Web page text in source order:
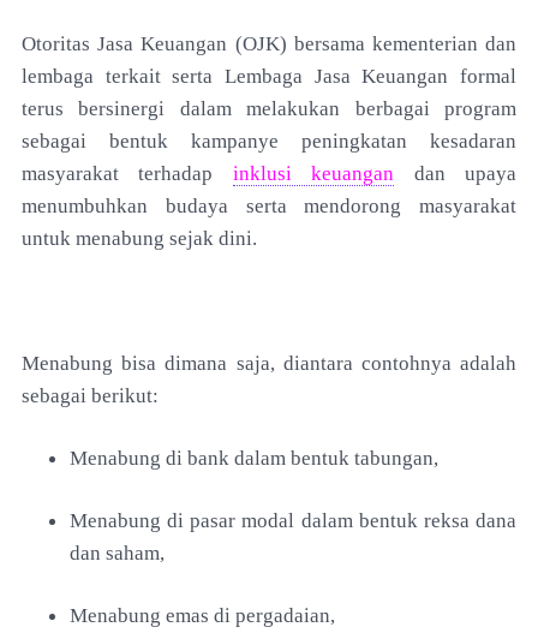
Otoritas Jasa Keuangan (OJK) bersama kementerian dan
lembaga terkait serta Lembaga Jasa Keuangan formal
terus bersinergi dalam melakukan berbagai program
sebagai bentuk kampanye peningkatan kesadaran
masyarakat terhadap inklusi keuangan dan upaya
menumbuhkan budaya serta mendorong masyarakat
untuk menabung sejak dini.
Menabung bisa dimana saja, diantara contohnya adalah
sebagai berikut:
Menabung di bank dalam bentuk tabungan,
Menabung di pasar modal dalam bentuk reksa dana
dan saham,
Menabung emas di pergadaian,